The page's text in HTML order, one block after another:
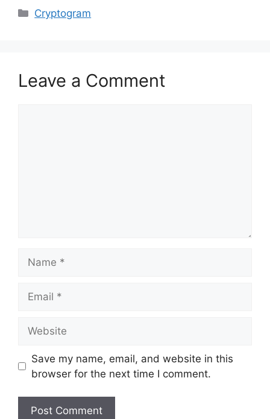
Categories
Cryptogram
Leave a Comment
Save my name, email, and website in this
browser for the next time I comment.